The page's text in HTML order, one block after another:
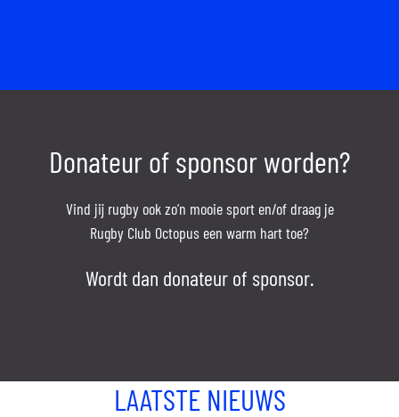
Donateur of sponsor worden?
Vind jij rugby ook zo’n mooie sport en/of draag je
Rugby Club Octopus een warm hart toe?
Wordt dan donateur of sponsor.
LAATSTE NIEUWS